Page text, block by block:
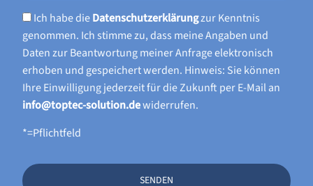
Ich habe dieDatenschutzerklärungzur Kenntnis
genommen. Ich stimme zu, dass meine Angaben und
Daten zur Beantwortung meiner Anfrage elektronisch
erhoben und gespeichert werden. Hinweis: Sie können
Ihre Einwilligung jederzeit für die Zukunft per E-Mail an
info@toptec-solution.dewiderrufen.
*=Pflichtfeld
SENDEN